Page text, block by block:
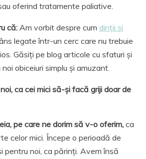
oferind tratamente paliative.
că: Am vorbit despre cum dinții și
legate într-un cerc care nu trebuie
Găsiți pe blog articole cu sfaturi și
obiceiuri simplu și amuzant.
ca cei mici să-și facă griji doar de
pe care ne dorim să v-o oferim, ca
celor mici. Începe o perioadă de
pentru noi, ca părinți. Avem însă